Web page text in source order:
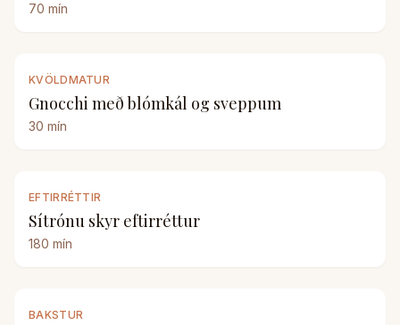
70 mín
KVÖLDMATUR
Gnocchi með blómkál og sveppum
30 mín
EFTIRRÉTTIR
Sítrónu skyr eftirréttur
180 mín
BAKSTUR